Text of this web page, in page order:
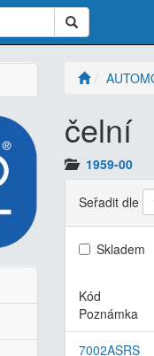
čelní
1959-00
Seřadit dle
Skladem
Kód
Poznámka
7002ASRS